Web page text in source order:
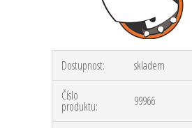
Dostupnost:
skladem
Číslo
produktu: 99966